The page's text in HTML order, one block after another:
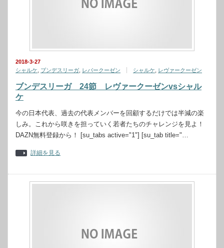
2018-3-27
シャルケ
ブンデスリーガ レバークーゼン シャルケ レヴァークーゼン
ブンデスリーガ 24節 レヴァークーゼンvsシャル
ケ
今の日本代表、過去の代表メンバーを回顧するだけでは半減の楽
しみ。これから咲きを担っていく若者たちのチャレンジを見よ！
DAZN無料登録から！ [su_tabs active="1"] [su_tab title="…
詳細を見る